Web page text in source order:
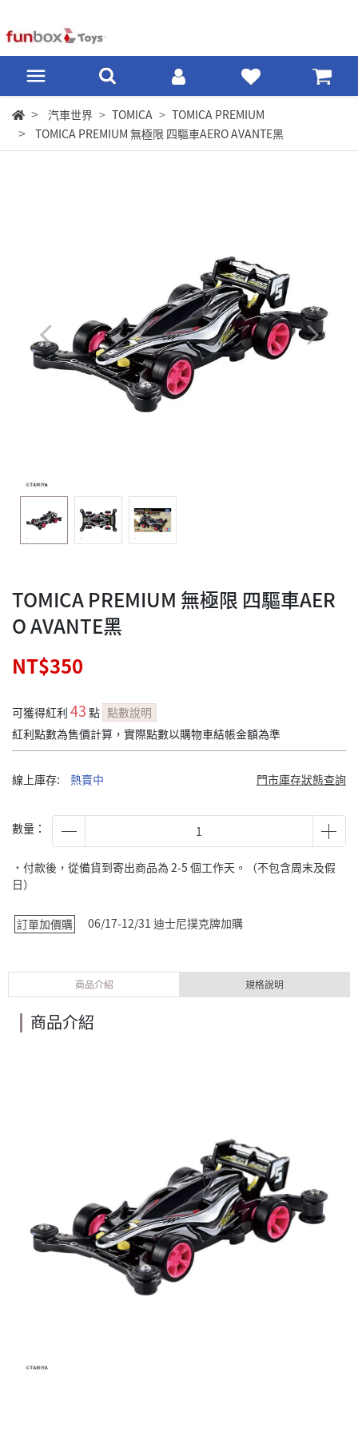
汽車世界 TOMICA
TOMICA PREMIUM
TOMICA PREMIUM 無極限 四驅車AERO AVANTE黑
TOMICA PREMIUM 無極限 四驅車AER
O AVANTE黑
NT$350
可獲得紅利 43 點 點數說明
紅利點數為售價計算，實際點數以購物車結帳金額為準
線上庫存: 熱賣中 門市庫存狀態查詢
數量：
˙付款後，從備貨到寄出商品為 2-5 個工作天。（不包含周末及假
日）
訂單加價購 06/17-12/31 迪士尼撲克牌加購
商品介紹 規格說明
商品介紹